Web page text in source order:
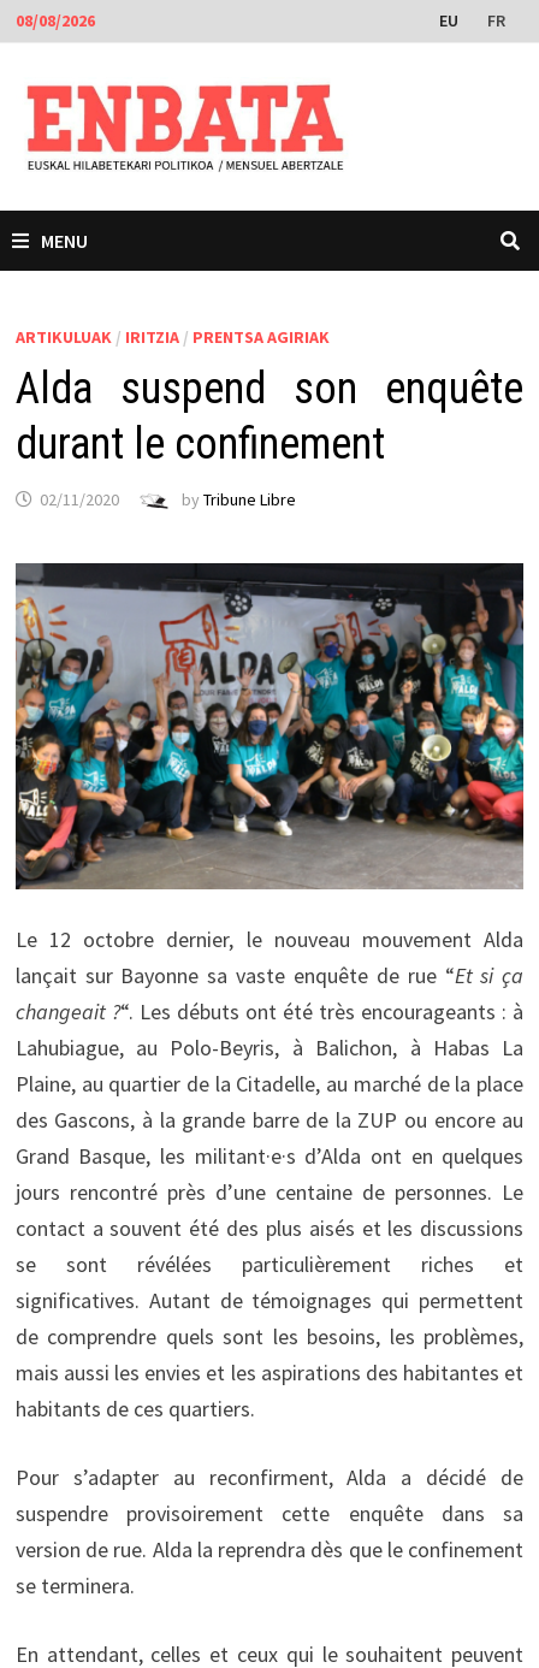
Skip
to
content
08/08/2026 EU FR
MENU
ARTIKULUAK / IRITZIA/ PRENTSA AGIRIAK
Alda suspend son enquête
durant le confinement
02/11/2020 by Tribune Libre
Le 12 octobre dernier, le nouveau mouvement Alda
lançait sur Bayonne sa vaste enquête de rue “Et si ça
changeait ?“. Les débuts ont été très encourageants : à
Lahubiague, au Polo-Beyris, à Balichon, à Habas La
Plaine, au quartier de la Citadelle, au marché de la place
des Gascons, à la grande barre de la ZUP ou encore au
Grand Basque, les militant·e·s d’Alda ont en quelques
jours rencontré près d’une centaine de personnes. Le
contact a souvent été des plus aisés et les discussions
se sont révélées particulièrement riches et
significatives. Autant de témoignages qui permettent
de comprendre quels sont les besoins, les problèmes,
mais aussi les envies et les aspirations des habitantes et
habitants de ces quartiers.
Pour s’adapter au reconfirment, Alda a décidé de
suspendre provisoirement cette enquête dans sa
version de rue. Alda la reprendra dès que le confinement
se terminera.
En attendant, celles et ceux qui le souhaitent peuvent